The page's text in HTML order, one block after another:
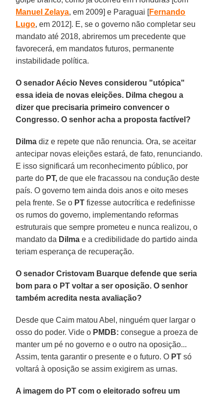
Manuel Zelaya, em 2009] e Paraguai [Fernando
Lugo, em 2012]. E, se o governo não completar seu
mandato até 2018, abriremos um precedente que
favorecerá, em mandatos futuros, permanente
instabilidade política.
O senador Aécio Neves considerou "utópica"
essa ideia de novas eleições. Dilma chegou a
dizer que precisaria primeiro convencer o
Congresso. O senhor acha a proposta factível?
Dilma diz e repete que não renuncia. Ora, se aceitar
antecipar novas eleições estará, de fato, renunciando.
E isso significará um reconhecimento público, por
parte do PT, de que ele fracassou na condução deste
país. O governo tem ainda dois anos e oito meses
pela frente. Se o PT fizesse autocrítica e redefinisse
os rumos do governo, implementando reformas
estruturais que sempre prometeu e nunca realizou, o
mandato da Dilma e a credibilidade do partido ainda
teriam esperança de recuperação.
O senador Cristovam Buarque defende que seria
bom para o PT voltar a ser oposição. O senhor
também acredita nesta avaliação?
Desde que Caim matou Abel, ninguém quer largar o
osso do poder. Vide o PMDB: consegue a proeza de
manter um pé no governo e o outro na oposição...
Assim, tenta garantir o presente e o futuro. O PT só
voltará à oposição se assim exigirem as urnas.
A imagem do PT com o eleitorado sofreu um